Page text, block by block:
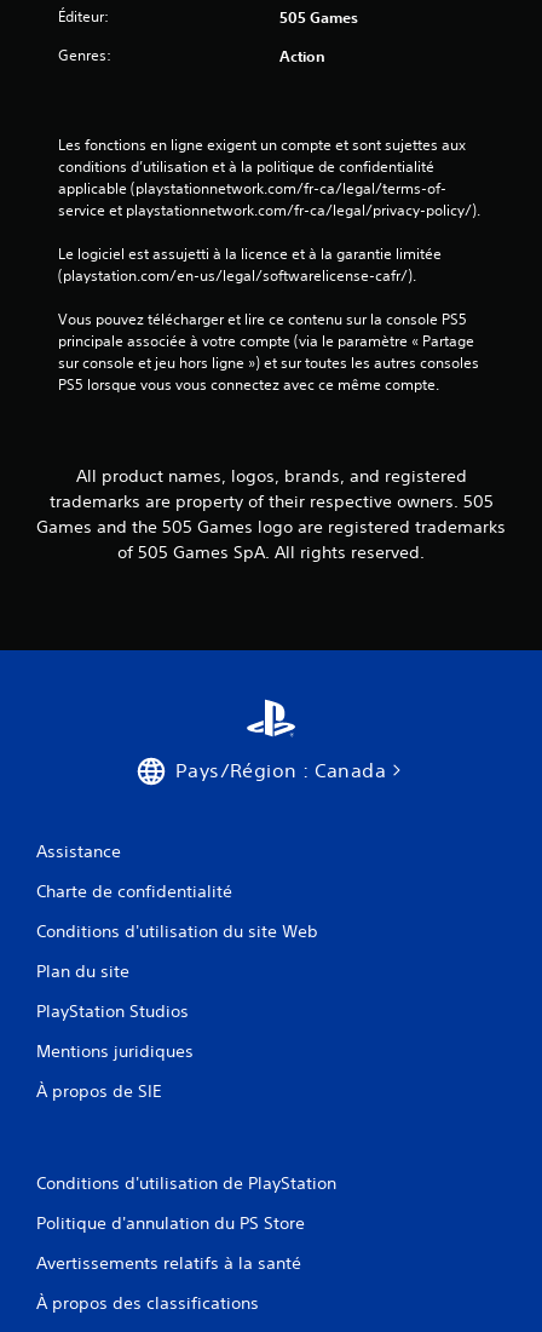
Éditeur: 505 Games
Genres: Action
Les fonctions en ligne exigent un compte et sont sujettes aux
conditions d’utilisation et à la politique de confidentialité
applicable (playstationnetwork.com/fr-ca/legal/terms-of-
service et playstationnetwork.com/fr-ca/legal/privacy-policy/).
Le logiciel est assujetti à la licence et à la garantie limitée
(playstation.com/en-us/legal/softwarelicense-cafr/).
Vous pouvez télécharger et lire ce contenu sur la console PS5
principale associée à votre compte (via le paramètre « Partage
sur console et jeu hors ligne ») et sur toutes les autres consoles
PS5 lorsque vous vous connectez avec ce même compte.
All product names, logos, brands, and registered
trademarks are property of their respective owners. 505
Games and the 505 Games logo are registered trademarks
of 505 Games SpA. All rights reserved.
Pays/Région : Canada
Assistance
Charte de confidentialité
Conditions d'utilisation du site Web
Plan du site
PlayStation Studios
Mentions juridiques
À propos de SIE
Conditions d'utilisation de PlayStation
Politique d'annulation du PS Store
Avertissements relatifs à la santé
À propos des classifications